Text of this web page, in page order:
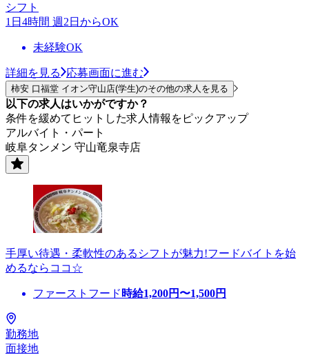
シフト
1日4時間 週2日からOK
未経験OK
詳細を見る 応募画面に進む
柿安 口福堂 イオン守山店(学生)のその他の求人を見る
以下の求人はいかがですか？
条件を緩めてヒットした求人情報をピックアップ
アルバイト・パート
岐阜タンメン 守山竜泉寺店
手厚い待遇・柔軟性のあるシフトが魅力!フードバイトを始
めるならココ☆
ファーストフード 時給1,200円〜1,500円
勤務地
面接地